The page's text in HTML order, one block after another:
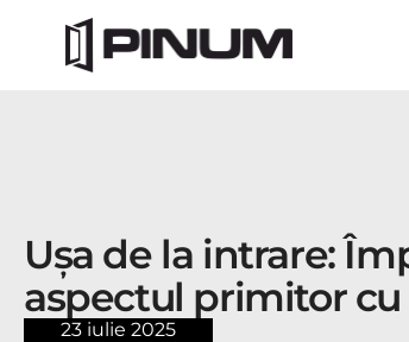
Ușa de la intrare:
aspectul primitor
23 iulie 2025